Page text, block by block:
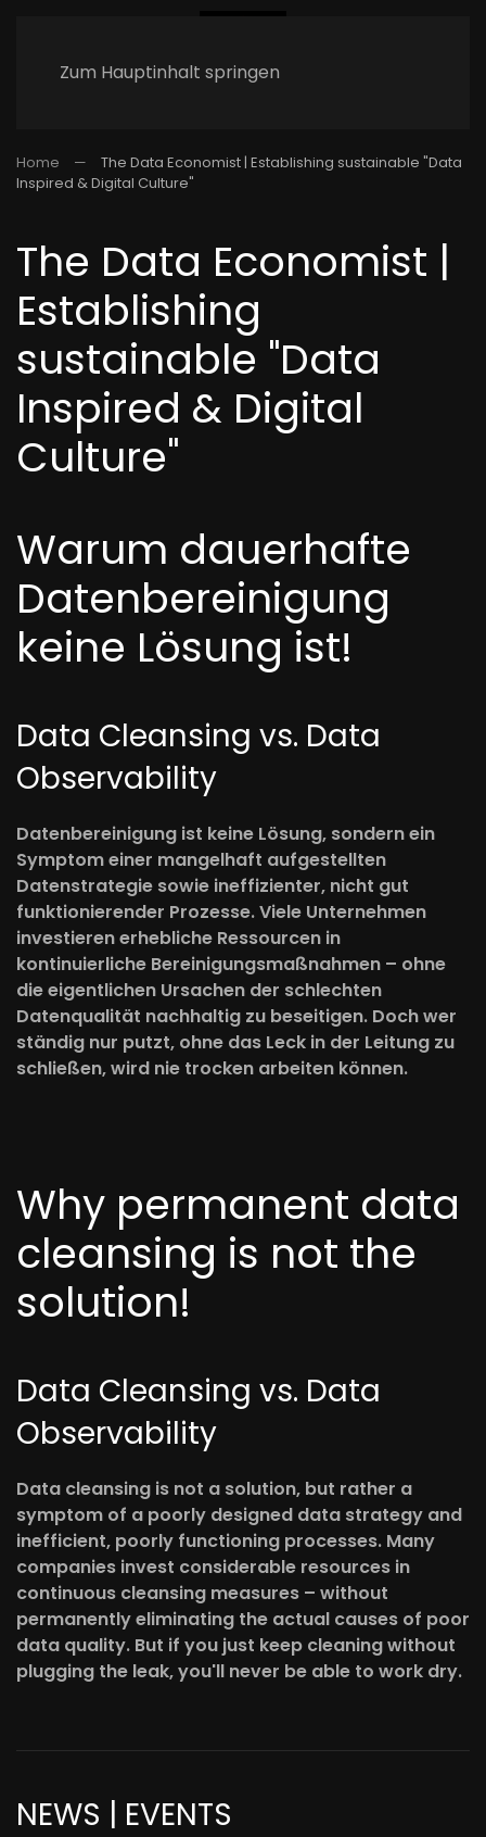
Zum Hauptinhalt springen
Home
The Data Economist | Establishing sustainable "Data
Inspired & Digital Culture"
The Data Economist |
Establishing
sustainable "Data
Inspired & Digital
Culture"
Warum dauerhafte
Datenbereinigung
keine Lösung ist!
Data Cleansing vs. Data
Observability
Datenbereinigung ist keine Lösung, sondern ein
Symptom einer mangelhaft aufgestellten
Datenstrategie sowie ineffizienter, nicht gut
funktionierender Prozesse. Viele Unternehmen
investieren erhebliche Ressourcen in
kontinuierliche Bereinigungsmaßnahmen – ohne
die eigentlichen Ursachen der schlechten
Datenqualität nachhaltig zu beseitigen. Doch wer
ständig nur putzt, ohne das Leck in der Leitung zu
schließen, wird nie trocken arbeiten können.
Why permanent data
cleansing is not the
solution!
Data Cleansing vs. Data
Observability
Data cleansing is not a solution, but rather a
symptom of a poorly designed data strategy and
inefficient, poorly functioning processes. Many
companies invest considerable resources in
continuous cleansing measures – without
permanently eliminating the actual causes of poor
data quality. But if you just keep cleaning without
plugging the leak, you'll never be able to work dry.
NEWS | EVENTS